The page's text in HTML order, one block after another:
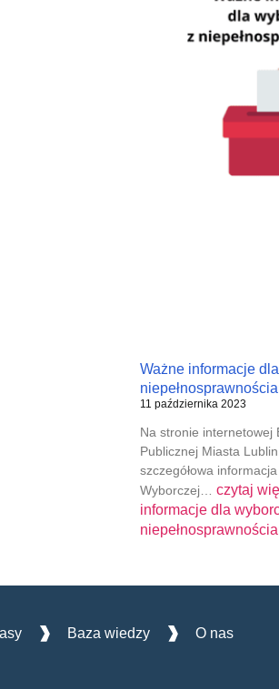
Ważne informacje
11 października 2023
Na stronie internetowej
Publicznej Miasta
szczegółowa
Wyborczej… czytaj
informacje dla
Baza wiedzy O nas